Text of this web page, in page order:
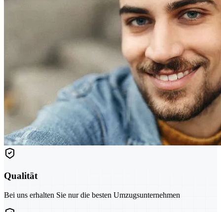
Qualität
Bei uns erhalten Sie nur die besten Umzugsunternehmen